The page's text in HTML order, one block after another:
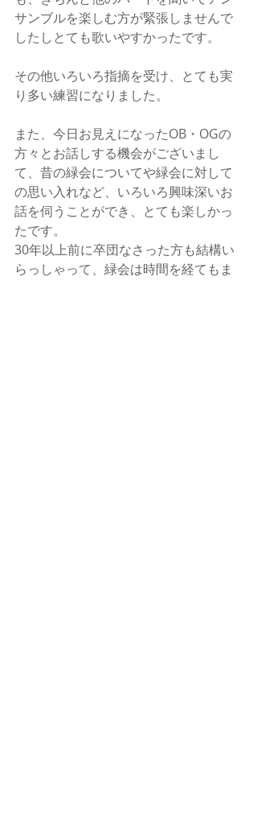
サンブルを楽しむ方が緊張しませんで
したしとても歌いやすかったです。
その他いろいろ指摘を受け、とても実
り多い練習になりました。
また、今日お見えになったOB・OGの
方々とお話しする機会がございまし
て、昔の緑会についてや緑会に対して
の思い入れなど、いろいろ興味深いお
話を伺うことができ、とても楽しかっ
たです。
30年以上前に卒団なさった方も結構い
らっしゃって、緑会は時間を経てもま